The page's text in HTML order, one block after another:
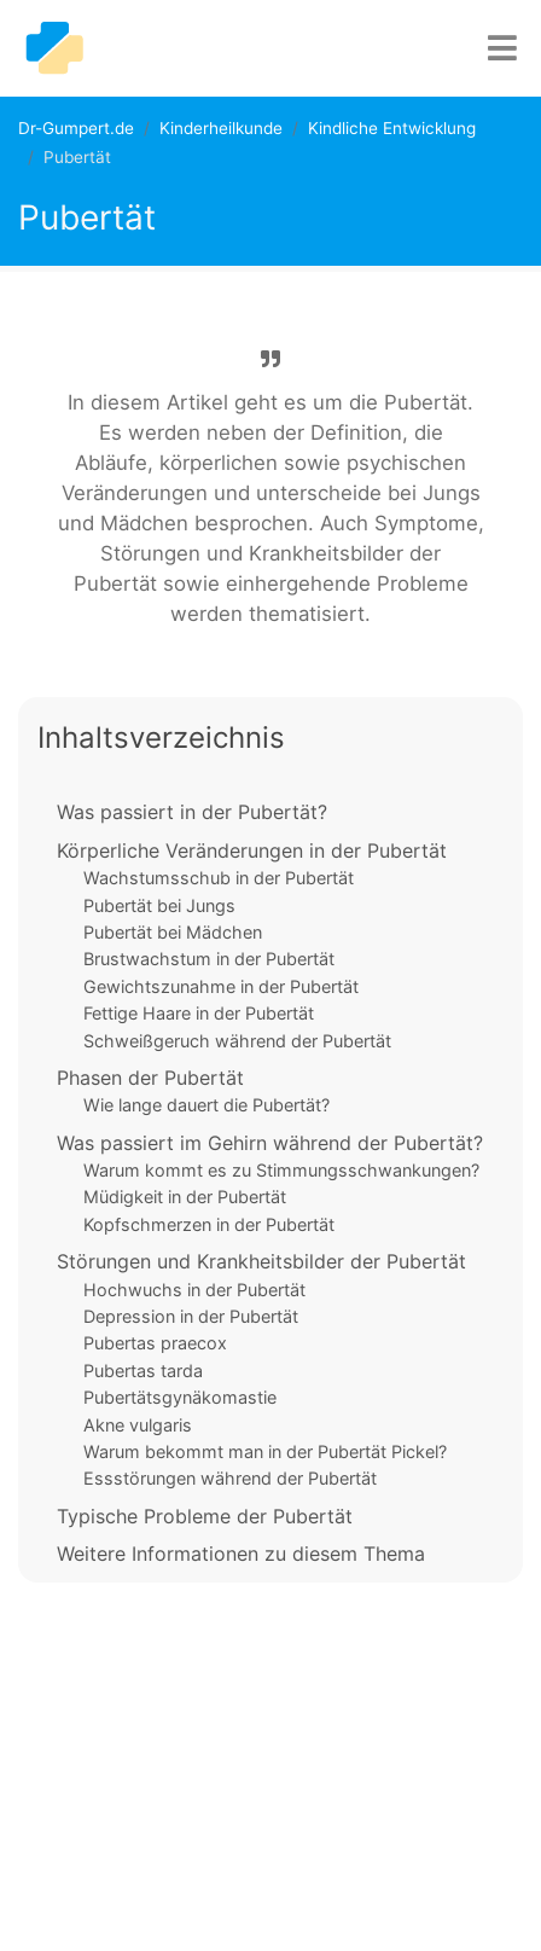
Dr-Gumpert.de Kinderheilkunde
Kindliche Entwicklung
Pubertät
Pubertät
In diesem Artikel geht es um die Pubertät.
Es werden neben der Definition, die
Abläufe, körperlichen sowie psychischen
Veränderungen und unterscheide bei Jungs
und Mädchen besprochen. Auch Symptome,
Störungen und Krankheitsbilder der
Pubertät sowie einhergehende Probleme
werden thematisiert.
Inhaltsverzeichnis
Was passiert in der Pubertät?
Körperliche Veränderungen in der Pubertät
Wachstumsschub in der Pubertät
Pubertät bei Jungs
Pubertät bei Mädchen
Brustwachstum in der Pubertät
Gewichtszunahme in der Pubertät
Fettige Haare in der Pubertät
Schweißgeruch während der Pubertät
Phasen der Pubertät
Wie lange dauert die Pubertät?
Was passiert im Gehirn während der Pubertät?
Warum kommt es zu Stimmungsschwankungen?
Müdigkeit in der Pubertät
Kopfschmerzen in der Pubertät
Störungen und Krankheitsbilder der Pubertät
Hochwuchs in der Pubertät
Depression in der Pubertät
Pubertas praecox
Pubertas tarda
Pubertätsgynäkomastie
Akne vulgaris
Warum bekommt man in der Pubertät Pickel?
Essstörungen während der Pubertät
Typische Probleme der Pubertät
Weitere Informationen zu diesem Thema